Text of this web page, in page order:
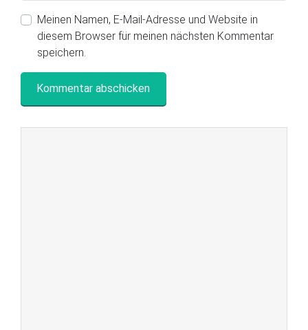
Meinen Namen, E-Mail-Adresse und Website in
diesem Browser für meinen nächsten Kommentar
speichern.